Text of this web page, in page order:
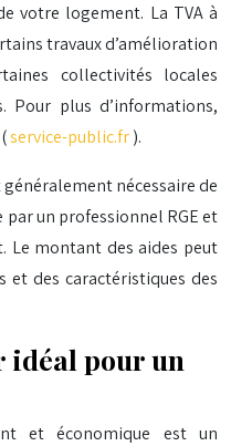
votre logement. La TVA à
travaux d’amélioration
collectivités locales
Pour plus d’informations,
service-public.fr).
nécessaire de
un professionnel RGE et
Le montant des aides peut
et des caractéristiques des
pour un
et économique est un